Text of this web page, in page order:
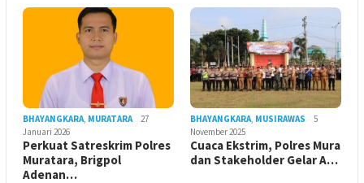
BHAYANGKARA MURATARA
27
Januari 2026
Perkuat Satreskrim Polres
Muratara, Brigpol
Adenan…
BHAYANGKARA MUSIRAWAS
5
November 2025
Cuaca Ekstrim, Polres Mura
dan Stakeholder Gelar A…